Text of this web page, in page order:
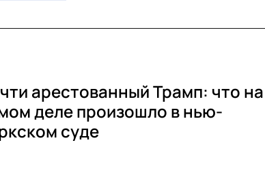
арестованный Трамп: что на
деле произошло в нью-
суде